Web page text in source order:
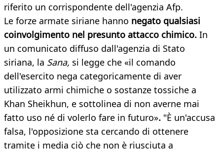
riferito un corrispondente dell'agenzia Afp.
Le forze armate siriane hanno negato qualsiasi
coinvolgimento nel presunto attacco chimico. In
un comunicato diffuso dall'agenzia di Stato
siriana, la Sana, si legge che «il comando
dell'esercito nega categoricamente di aver
utilizzato armi chimiche o sostanze tossiche a
Khan Sheikhun, e sottolinea di non averne mai
fatto uso né di volerlo fare in futuro». "È un'accusa
falsa, l'opposizione sta cercando di ottenere
tramite i media ciò che non è riusciuta a